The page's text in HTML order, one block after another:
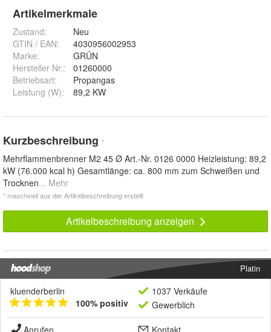
Artikelmerkmale
Zustand:
Neu
GTIN / EAN:
4030956002953
Marke:
GRÜN
Hersteller Nr.:
01260000
Betriebsart:
Propangas
Leistung (W): 89,2 KW
Kurzbeschreibung *
Mehrflammenbrenner M2 45 Ø Art.-Nr. 0126 0000 Heizleistung: 89,2
kW (76.000 kcal h) Gesamtlänge: ca. 800 mm zum Schweißen und
Trocknen... Mehr
* maschinell aus der Artikelbeschreibung erstellt
Artikelbeschreibung anzeigen
Platin
kluenderberlin
100% positiv
1037 Verkäufe
Gewerblich